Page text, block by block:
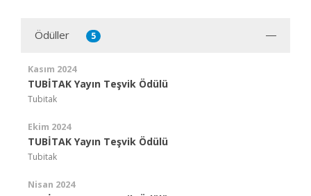
Ödüller 5
Kasım 2024
TUBİTAK Yayın Teşvik Ödülü
Tubitak
Ekim 2024
TUBİTAK Yayın Teşvik Ödülü
Tubitak
Nisan 2024